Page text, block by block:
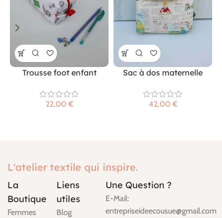
Trousse foot enfant
€
Sac à dos maternelle
€
L'atelier textile qui inspire.
La
Boutique
Femmes
Liens
utiles
Blog
Une Question ?
E-Mail:
entrepriseideecousue@gmail.com